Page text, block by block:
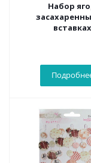
Набор
вставках